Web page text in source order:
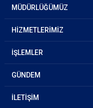
MÜDÜRLÜĞÜMÜZ
HİZMETLERİMİZ
İŞLEMLER
GÜNDEM
İLETİŞİM